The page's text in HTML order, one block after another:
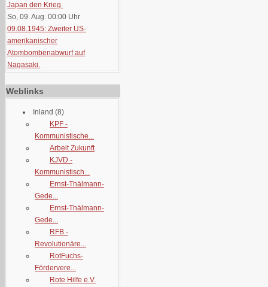
Japan den Krieg.
So, 09. Aug. 00:00 Uhr
09.08.1945: Zweiter US-
amerikanischer
Atombombenabwurf auf
Nagasaki.
Weblinks
Inland (8)
KPF -
Kommunistische...
Arbeit Zukunft
KJVD -
Kommunistisch...
Ernst-Thälmann-
Gede...
Ernst-Thälmann-
Gede...
RFB -
Revolutionäre...
RotFuchs-
Fördervere...
Rote Hilfe e.V.